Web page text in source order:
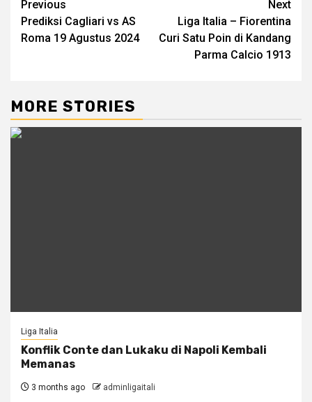
Post
navigation
Previous
Prediksi Cagliari vs AS
Roma 19 Agustus 2024
Next
Liga Italia – Fiorentina
Curi Satu Poin di Kandang
Parma Calcio 1913
MORE STORIES
Liga Italia
Konflik Conte dan Lukaku di Napoli Kembali
Memanas
3 months ago adminligaitali